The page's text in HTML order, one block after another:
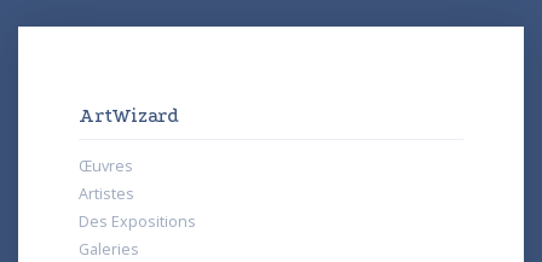
ArtWizard
Œuvres
Artistes
Des Expositions
Galeries